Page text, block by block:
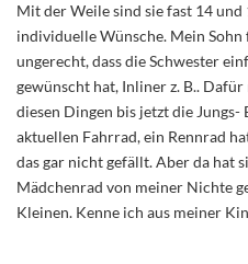
Mit der Weile sind sie fast 14 und
individuelle Wünsche. Mein Sohn
ungerecht, dass die Schwester
gewünscht hat, Inliner z. B..
diesen Dingen bis jetzt die
aktuellen Fahrrad, ein Rennrad
das gar nicht gefällt. Aber da hat
Mädchenrad von meiner Nichte
Kleinen. Kenne ich aus meiner